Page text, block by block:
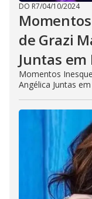
DO R7/04/10/2024
de Grazi
Juntas em
Momentos
Angélica Juntas